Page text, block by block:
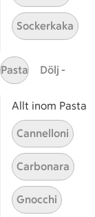
Här hittar
Start
Sockerkaka
Pasta Dölj -
Allt inom Pasta
Cannelloni
Carbonara
Gnocchi